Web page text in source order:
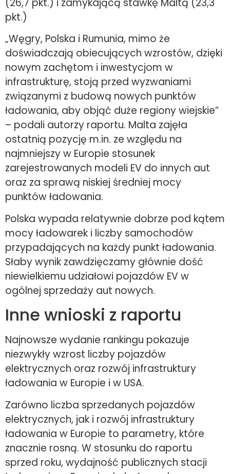
(26,7 pkt.) i zamykającą stawkę Maltą (23,3
pkt.)
„Węgry, Polska i Rumunia, mimo że
doświadczają obiecujących wzrostów, dzięki
nowym zachętom i inwestycjom w
infrastrukturę, stoją przed wyzwaniami
związanymi z budową nowych punktów
ładowania, aby objąć duże regiony wiejskie”
– podali autorzy raportu. Malta zajęła
ostatnią pozycję m.in. ze względu na
najmniejszy w Europie stosunek
zarejestrowanych modeli EV do innych aut
oraz za sprawą niskiej średniej mocy
punktów ładowania.
Polska wypada relatywnie dobrze pod kątem
mocy ładowarek i liczby samochodów
przypadających na każdy punkt ładowania.
Słaby wynik zawdzięczamy głównie dość
niewielkiemu udziałowi pojazdów EV w
ogólnej sprzedaży aut nowych.
Inne wnioski z raportu
Najnowsze wydanie rankingu pokazuje
niezwykły wzrost liczby pojazdów
elektrycznych oraz rozwój infrastruktury
ładowania w Europie i w USA.
Zarówno liczba sprzedanych pojazdów
elektrycznych, jak i rozwój infrastruktury
ładowania w Europie to parametry, które
znacznie rosną. W stosunku do raportu
sprzed roku, wydajność publicznych stacji